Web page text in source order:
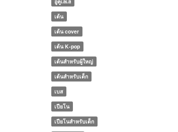
เต้น
เต้น cover
เต้น K-pop
เต้นสำหรับผู้ใหญ่
เต้นสำหรับเด็ก
เบส
เปียโน
เปียโนสำหรับเด็ก